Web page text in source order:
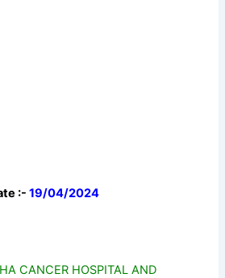
:-19/04/2024
CANCER HOSPITAL AND